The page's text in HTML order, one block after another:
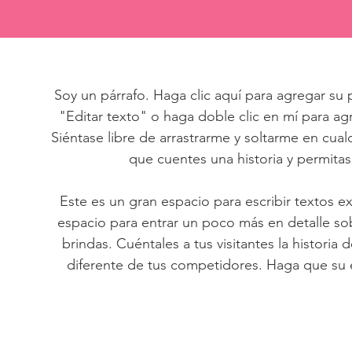
Soy un párrafo. Haga clic aquí para agregar
"Editar texto" o haga doble clic en mí para
Siéntase libre de arrastrarme y soltarme en
que cuentes una historia y
Este es un gran espacio para escribir textos
espacio para entrar un poco más en detalle
brindas. Cuéntales a tus visitantes la
diferente de tus competidores. Haga que su